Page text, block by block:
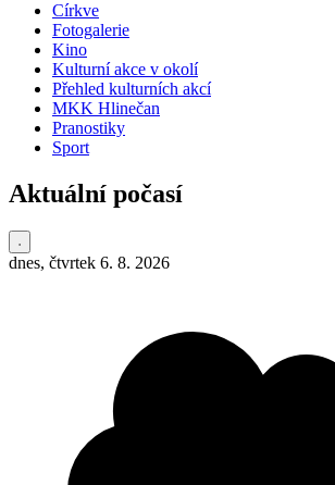
Církve
Fotogalerie
Kino
Kulturní akce v okolí
Přehled kulturních akcí
MKK Hlinečan
Pranostiky
Sport
Aktuální počasí
dnes, čtvrtek 6. 8. 2026